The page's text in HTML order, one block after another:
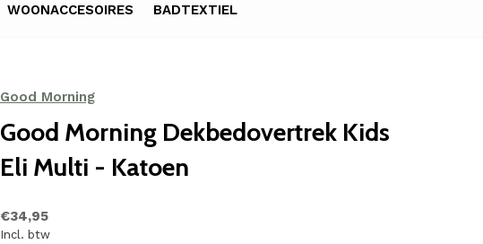
WOONACCESOIRES BADTEXTIEL
Good Morning
Good Morning Dekbedovertrek Kids
Eli Multi - Katoen
€34,95
Incl. btw